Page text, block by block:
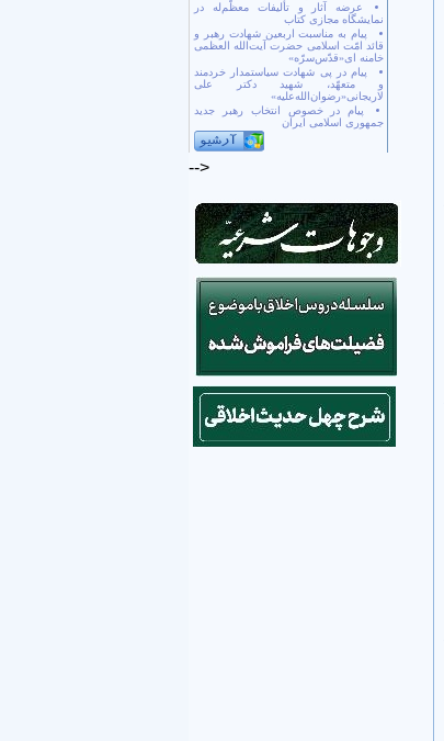
عرضه آثار و تألیفات معظّم‌له در
نمایشگاه مجازی کتاب
پیام به مناسبت اربعین شهادت رهبر و
قائد امّت اسلامی حضرت آیت‌الله العظمی
خامنه ای«قدّس‌سرّه»
پیام در پی شهادت سیاستمدار خردمند
و متعهّد، شهید دکتر علی
لاریجانی«رضوان‌الله‌علیه»
پیام در خصوص انتخاب رهبر جدید
جمهوری اسلامی ایران
-->